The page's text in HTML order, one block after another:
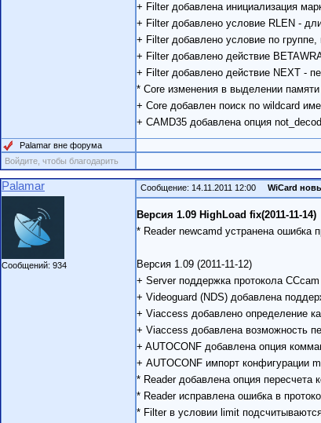
+ Filter добавлена инициализация
+ Filter добавлено условие RLEN -
+ Filter добавлено условие по
+ Filter добавлено действие
+ Filter добавлено действие NEXT -
* Core изменения в выделении
+ Core добавлен поиск по wildcard
+ CAMD35 добавлена опция
Palamar вне форума
Войдите, чтобы благодарить
Palamar
Сообщений: 934
Сообщение: 14.11.2011 12:00 WiCard
Версия 1.09 HighLoad fix(2011-11-14)
* Reader newcamd устранена ошибка
Версия 1.09 (2011-11-12)
+ Server поддержка протокола
+ Videoguard (NDS) добавлена
+ Viaccess добавлено определение
+ Viaccess добавлена возможность
+ AUTOCONF добавлена опция
+ AUTOCONF импорт конфигурации
* Reader добавлена опция
* Reader исправлена ошибка в
* Filter в условии limit